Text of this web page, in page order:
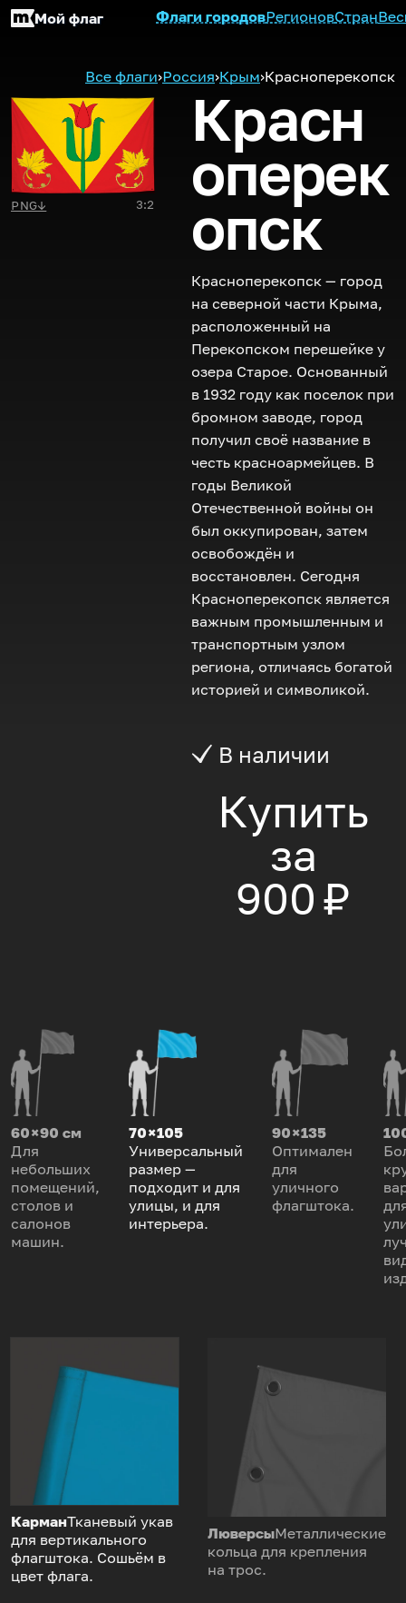
Мой флаг Флаги городовРегионовСтран
Все флаги›Россия›Крым›Красноперекопск
PNG↓ 3:2
Красн
оперек
опск
Красноперекопск — город
на северной части Крыма,
расположенный на
Перекопском перешейке у
озера Старое. Основанный
в 1932 году как поселок при
бромном заводе, город
получил своё название в
честь красноармейцев. В
годы Великой
Отечественной войны он
был оккупирован, затем
освобождён и
восстановлен. Сегодня
Красноперекопск является
важным промышленным и
транспортным узлом
региона, отличаясь богатой
историей и символикой.
В наличии
Купить
за
900 ₽
60 × 90 см
Для
небольших
помещений,
столов и
салонов
машин.
70 × 105
Универсальный
размер —
подходит и для
улицы, и для
интерьера.
90 × 135
Оптимален
для
уличного
флагштока.
КарманТканевый укав
для вертикального
флагштока. Сошьём в
цвет флага.
ЛюверсыМеталлические
кольца для крепления
на трос.